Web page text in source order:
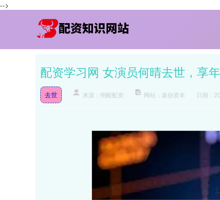
-->
配资学习网 女演员何晴去世，享
去世 来源：明醒配资 网站：嘉创资本 日期：